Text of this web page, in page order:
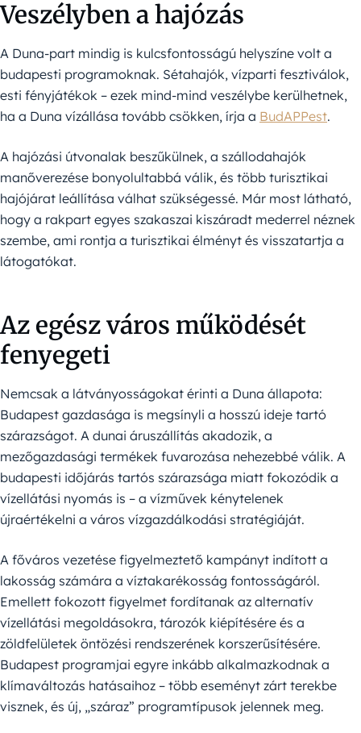
Veszélyben a hajózás
A Duna-part mindig is kulcsfontosságú helyszíne volt a
budapesti programoknak. Sétahajók, vízparti fesztiválok,
esti fényjátékok – ezek mind-mind veszélybe kerülhetnek,
ha a Duna vízállása tovább csökken, írja a BudAPPest.
A hajózási útvonalak beszűkülnek, a szállodahajók
manőverezése bonyolultabbá válik, és több turisztikai
hajójárat leállítása válhat szükségessé. Már most látható,
hogy a rakpart egyes szakaszai kiszáradt mederrel néznek
szembe, ami rontja a turisztikai élményt és visszatartja a
látogatókat.
Az egész város működését
fenyegeti
Nemcsak a látványosságokat érinti a Duna állapota:
Budapest gazdasága is megsínyli a hosszú ideje tartó
szárazságot. A dunai áruszállítás akadozik, a
mezőgazdasági termékek fuvarozása nehezebbé válik. A
budapesti időjárás tartós szárazsága miatt fokozódik a
vízellátási nyomás is – a vízművek kénytelenek
újraértékelni a város vízgazdálkodási stratégiáját.
A főváros vezetése figyelmeztető kampányt indított a
lakosság számára a víztakarékosság fontosságáról.
Emellett fokozott figyelmet fordítanak az alternatív
vízellátási megoldásokra, tározók kiépítésére és a
zöldfelületek öntözési rendszerének korszerűsítésére.
Budapest programjai egyre inkább alkalmazkodnak a
klímaváltozás hatásaihoz – több eseményt zárt terekbe
visznek, és új, „száraz” programtípusok jelennek meg.